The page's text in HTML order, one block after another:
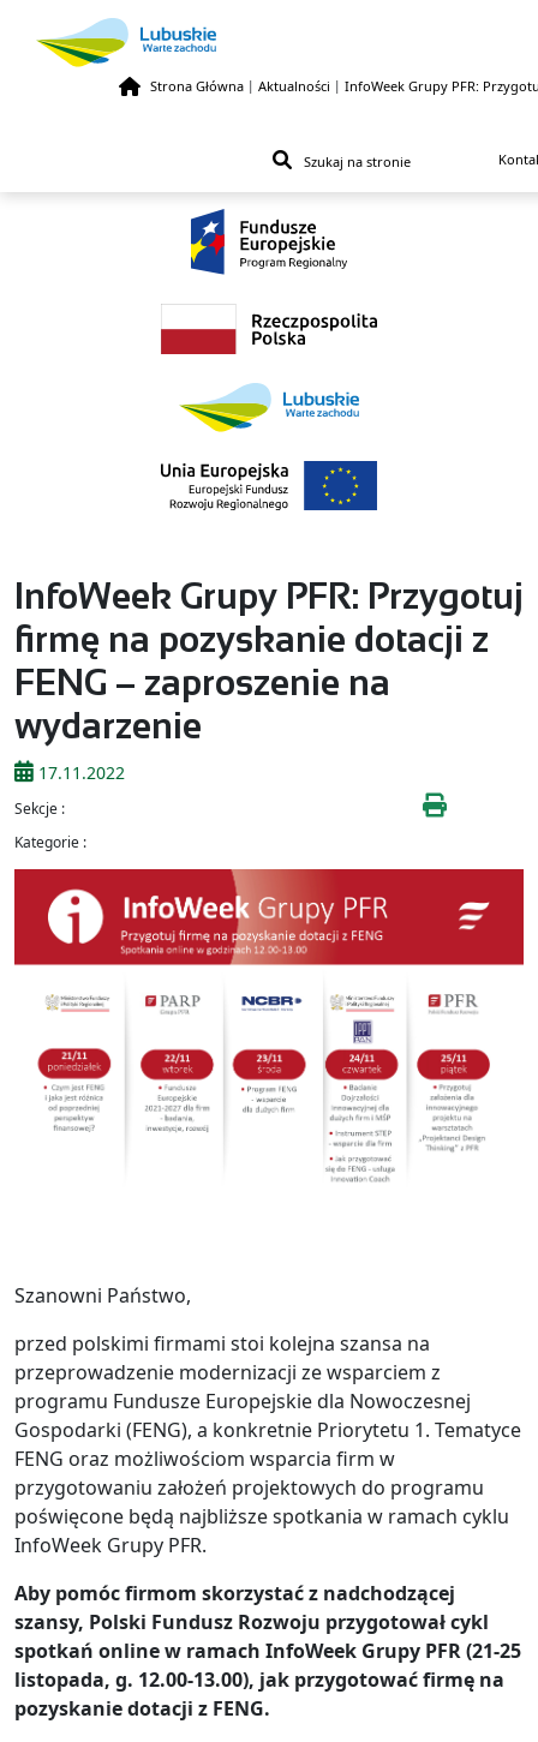
Strona Główna| Aktualności | InfoWeek Grupy PFR:
InfoWeek Grupy PFR: Przygotuj
firmę na pozyskanie dotacji z
FENG – zaproszenie na
wydarzenie
17.11.2022
Sekcje :
Kategorie :
Szanowni Państwo,
przed polskimi firmami stoi kolejna szansa na
przeprowadzenie modernizacji ze wsparciem z
programu Fundusze Europejskie dla Nowoczesnej
Gospodarki (FENG), a konkretnie Priorytetu 1. Tematyce
FENG oraz możliwościom wsparcia firm w
przygotowaniu założeń projektowych do programu
poświęcone będą najbliższe spotkania w ramach cyklu
InfoWeek Grupy PFR.
Aby pomóc firmom skorzystać z nadchodzącej
szansy, Polski Fundusz Rozwoju przygotował cykl
spotkań online w ramach InfoWeek Grupy PFR (21-25
listopada, g. 12.00-13.00), jak przygotować firmę na
pozyskanie dotacji z FENG.